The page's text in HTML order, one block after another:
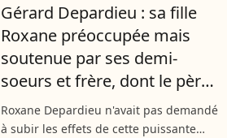
et Karine Silla. Elles ont aimé le...
Gérard Depardieu : sa fille
Roxane préoccupée mais
soutenue par ses demi-
soeurs et frère, dont le père
est un acteur célèbre
Roxane Depardieu n'avait pas demandé
à subir les effets de cette puissante